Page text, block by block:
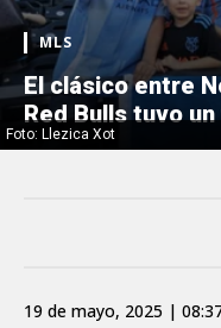
Foto: Llezica Xot
MLS
El clásico entre
Red Bulls tuvo
19 de mayo, 2025 |